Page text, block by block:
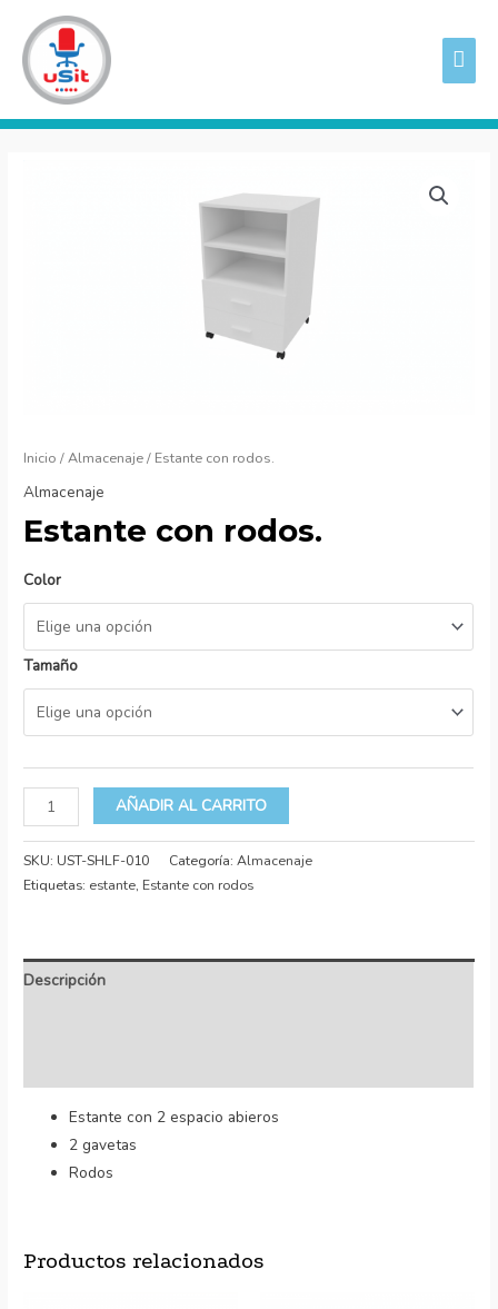
contenido
Inicio /Almacenaje/ Estante con rodos.
Almacenaje
Estante con rodos.
Color
Tamaño
AÑADIR AL CARRITO
SKU: UST-SHLF-010 Categoría:Almacenaje
Etiquetas: estante, Estante con rodos
Descripción
Estante con 2 espacio abieros
2 gavetas
Rodos
Productos relacionados